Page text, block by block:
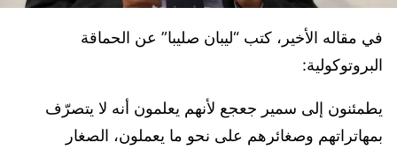
في مقاله الأخير، كتب “ليبان صليبا” عن الحماقة
البروتوكولية:
يطمئنون إلى سمير جعجع لأنهم يعلمون أنه لا يتصرّف
بمهاتراتهم وصغائرهم على نحو ما يعملون، الصغار